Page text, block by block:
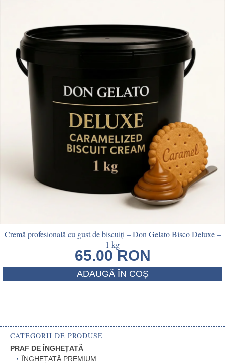
Cremă profesională cu gust de biscuiți – Don Gelato Bisco Deluxe –
1 kg
65.00 RON
ADAUGĂ ÎN COȘ
CATEGORII DE PRODUSE
PRAF DE ÎNGHEȚATĂ
ÎNGHEȚATĂ PREMIUM